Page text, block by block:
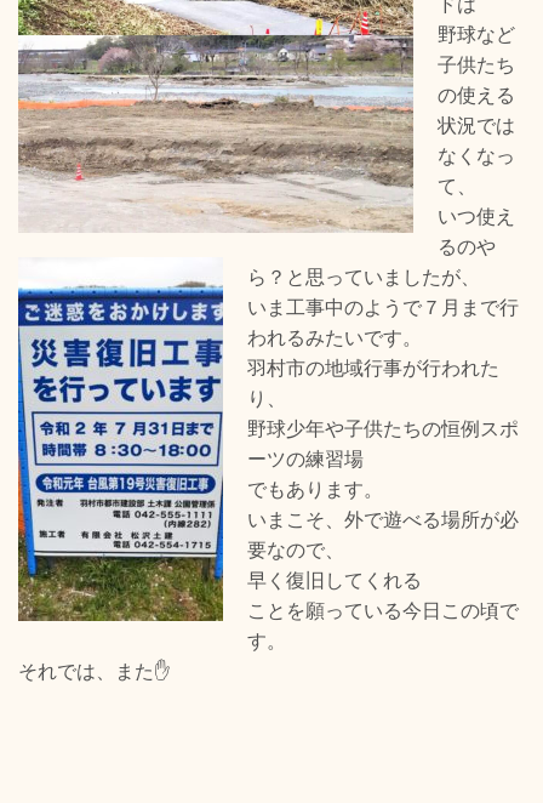
野球など
子供たち
の使える
状況では
なくなっ
て、
いつ使え
るのや
ら？と思っていましたが、
いま工事中のようで７月まで行
われるみたいです。
羽村市の地域行事が行われた
り、
野球少年や子供たちの恒例スポ
ーツの練習場
でもあります。
いまこそ、外で遊べる場所が必
要なので、
早く復旧してくれる
ことを願っている今日この頃で
す。
それでは、また✋